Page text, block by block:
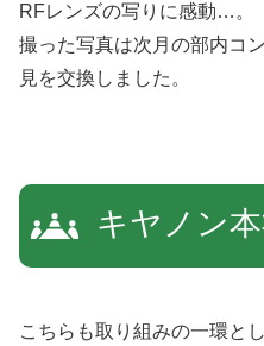
RFレンズの写りに感動…。
撮った写真は次月の部内コ
見を交換しました。
キヤノン
こちらも取り組みの一環と